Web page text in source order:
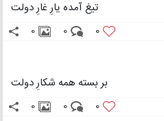
تیغ آمده یارِ غارِ دولت
0
0
0
بر بسته همه شکارِ دولت
0
0
0